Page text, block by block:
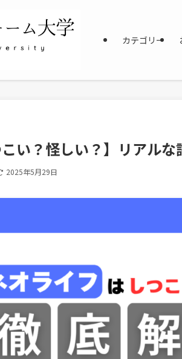
カテゴリー
こい？怪しい？】リアル
2025年5月29日